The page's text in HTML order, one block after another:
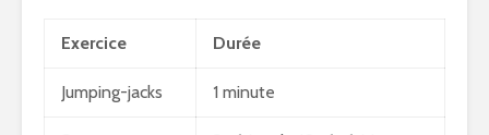
Exercice Durée
Jumping-jacks 1 minute